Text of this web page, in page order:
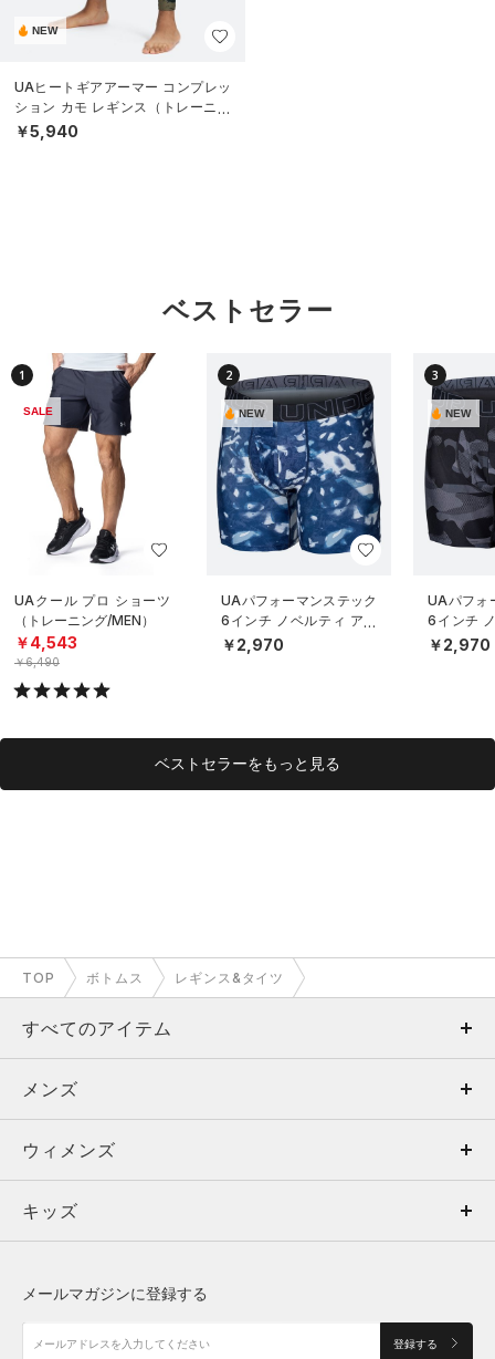
NEW
UAヒートギアアーマー コンプレッ
ション カモ レギンス（トレーニン
グ/MEN）
￥5,940
ベストセラー
1
SALE
UAクール プロ ショーツ
（トレーニング/MEN）
￥4,543
￥6,490
2
NEW
UAパフォーマンステック
6インチ ノベルティ アン
ダーウェア（トレーニン
￥2,970
3
NEW
UAパフォ
6インチ
ダーウェ
￥2,970
ベストセラーをもっと見る
TOP ボトムス レギンス&タイツ
すべてのアイテム
メンズ
ウィメンズ
キッズ
アクセサリー
メンズ
トップス
ボトムス
アクセサリー
ウィメンズ
トップス
シューズ
キッズ
メールマガジンに登録する
登録する